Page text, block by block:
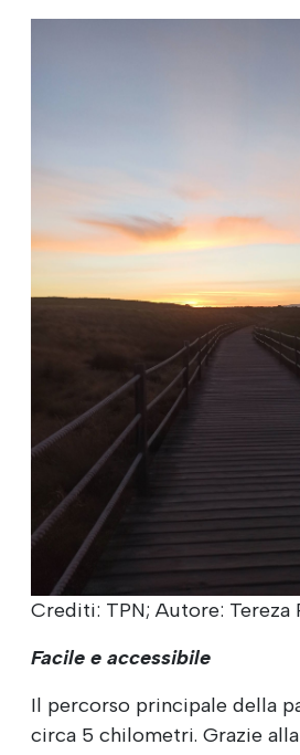
Crediti: TPN; Autore: Tereza
Facile e accessibile
Il percorso principale della
circa 5 chilometri. Grazie